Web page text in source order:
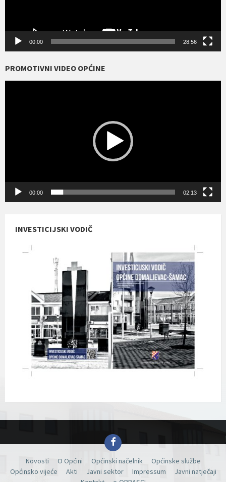
00:00 28:56
PROMOTIVNI VIDEO OPĆINE
00:00 02:13
INVESTICIJSKI VODIČ
Facebook
Novosti O Općini Općinski načelnik
Općinske službe
Općinsko vijeće
Akti Javni sektor Impressum
Javni natječaji